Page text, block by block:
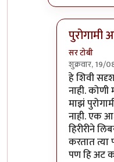
पुरोगामी
सर टोबी
शुक्रवार, 19/
In reply to
हे शिवी
नाही.
माझं
नाही. एक
हिरीरीने
करतात त्या
पण हि अट